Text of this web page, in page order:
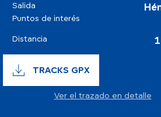
Salida
Puntos de interés
Distancia
Documentación
TRACKS GPX
Ver el trazado en detalle